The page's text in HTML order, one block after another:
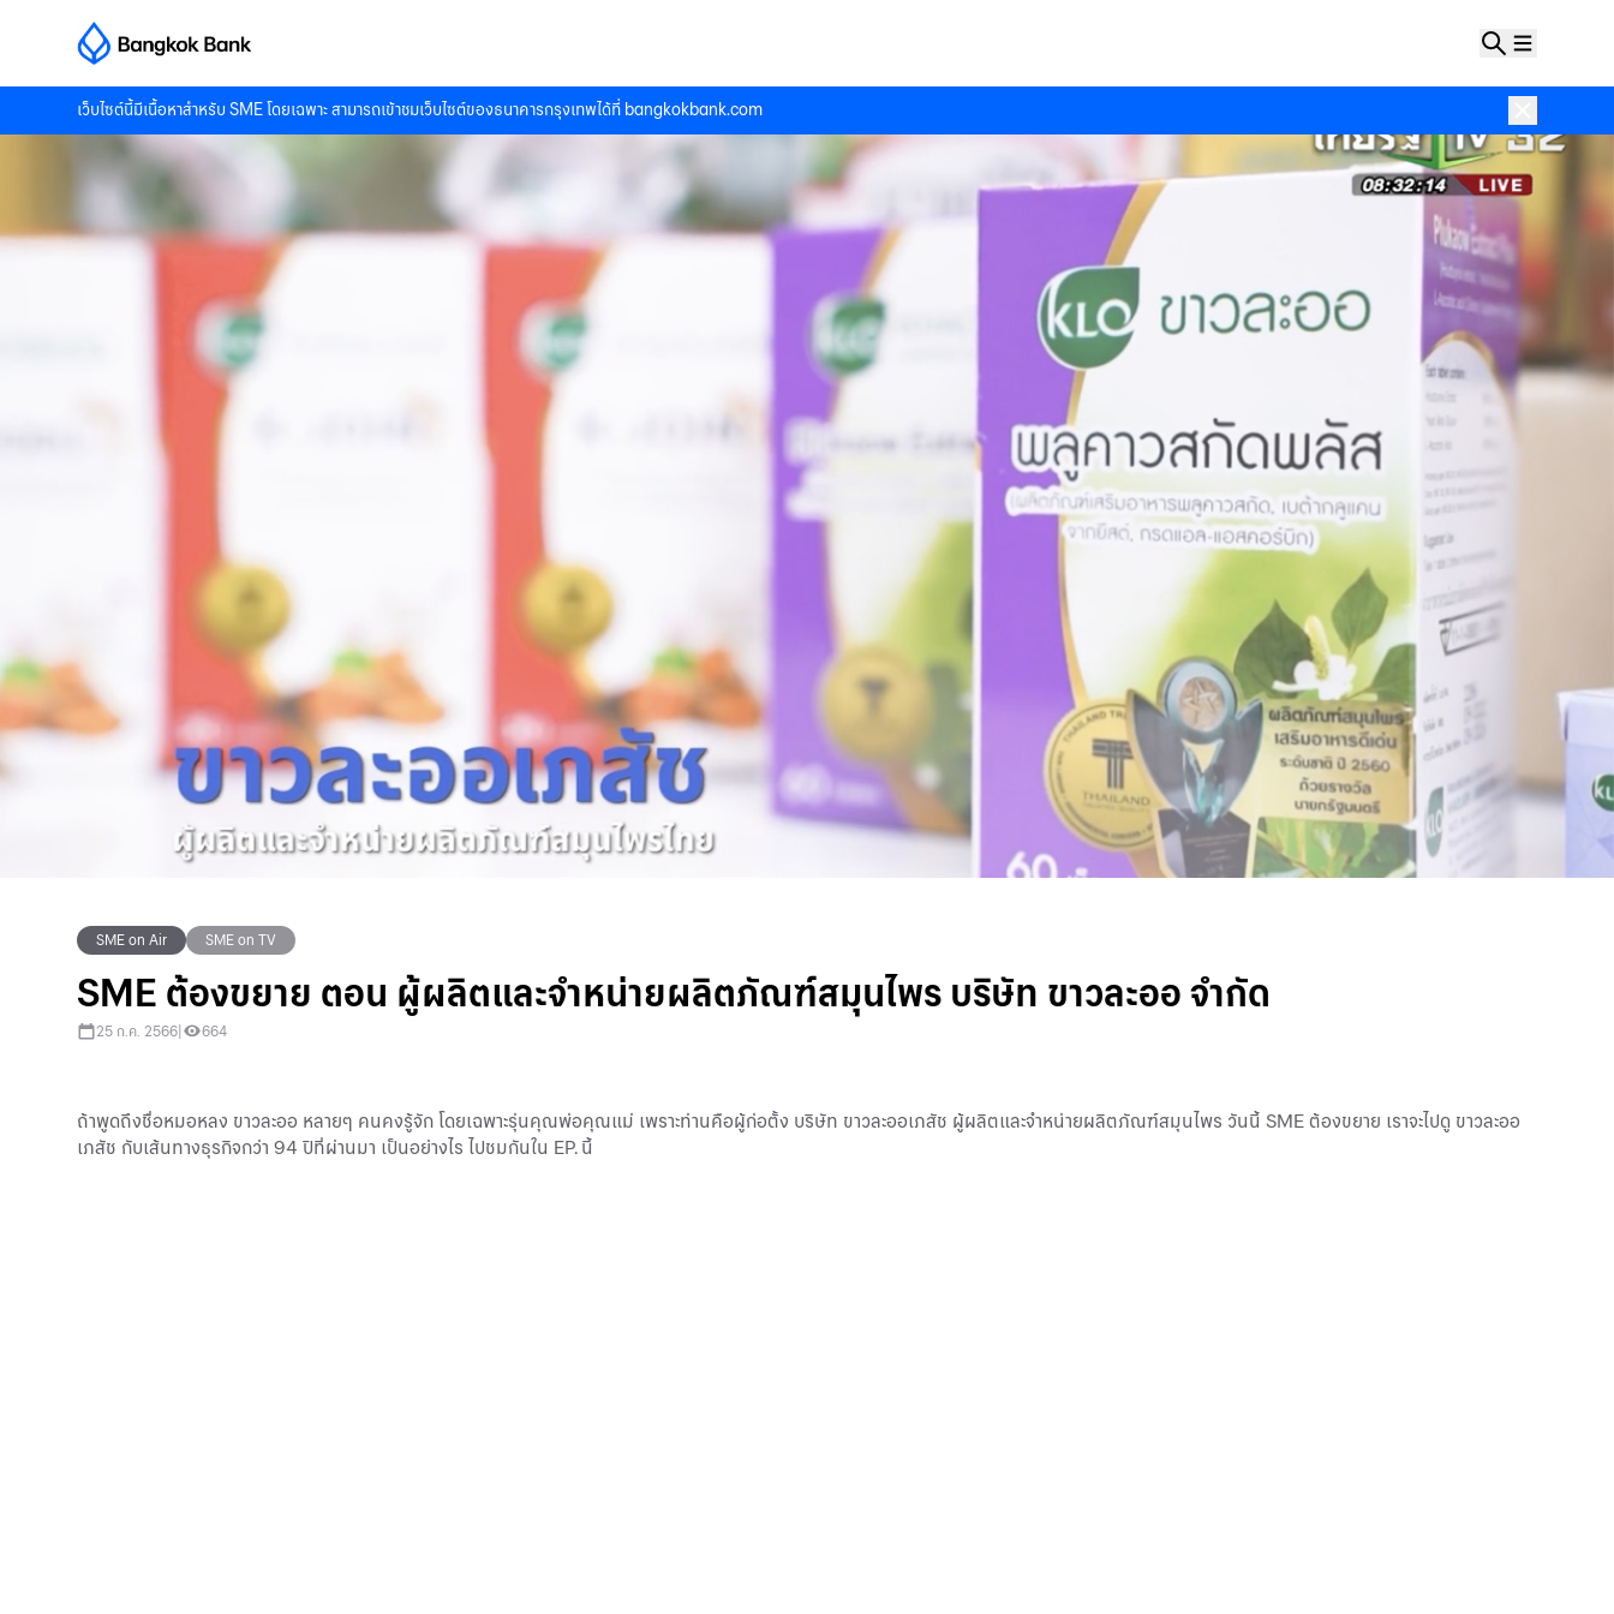
เว็บไซต์นี้มีเนื้อหาสำหรับ SME โดยเฉพาะ สามารถเข้าชมเว็บไซต์ของธนาคารกรุงเทพได้ที่ bangkokbank.com
SME on Air SME on TV
SME ต้องขยาย ตอน ผู้ผลิตและจำหน่ายผลิตภัณฑ์สมุนไพร บริษัท ขาวละออ จำกัด
25 ก.ค. 2566 664
ถ้าพูดถึงชื่อหมอหลง ขาวละออ หลายๆ คนคงรู้จัก โดยเฉพาะรุ่นคุณพ่อคุณแม่ เพราะท่านคือผู้ก่อตั้ง บริษัท ขาวละออเภสัช ผู้ผลิตและจำหน่ายผลิตภัณฑ์สมุนไพร วันนี้ SME ต้องขยาย เราจะไปดู ขาวละออ
เภสัช กับเส้นทางธุรกิจกว่า 94 ปีที่ผ่านมา เป็นอย่างไร ไปชมกันใน EP. นี้